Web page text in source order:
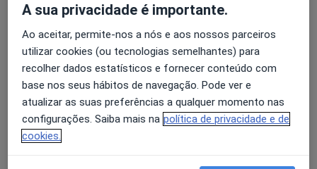
Instituto Universitário de Ciências Sociais e da Vida, na
área de Clínica.
Integro a Bolsa de Psicólogos Portugueses para
intervir em situações de crise e catástrofe.
Formadora em Competências Socio-Emocionais com
Crianças e jovens (Programa Universo das Emoções)
Realizo Intervenção Psicológica e Psicoterapia, em
contexto escolar e clínico, realizando avaliações
maisSobre mim
Pacientes que trato
Adultos (Apenas em alguns endereços)
A sua privacidade é importante.
Ao aceitar, permite-nos a nós e aos nossos parceiros
utilizar cookies (ou tecnologias semelhantes) para
recolher dados estatísticos e fornecer conteúdo com
base nos seus hábitos de navegação. Pode ver e
atualizar as suas preferências a qualquer momento nas
configurações. Saiba mais na política de privacidade e de
cookies.